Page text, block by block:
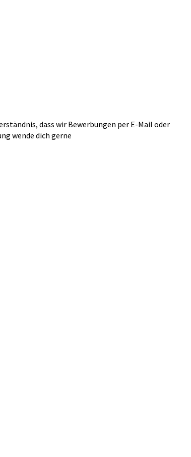
dass wir Bewerbungen per E-Mail oder
wende dich gerne